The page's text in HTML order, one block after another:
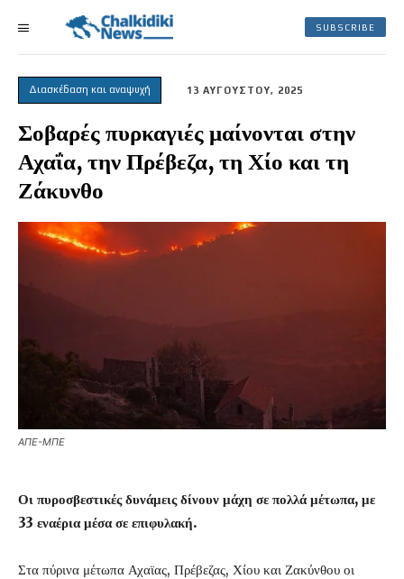
SUBSCRIBE
Διασκέδαση και αναψυχή 13 ΑΥΓΟΥΣΤΟΥ, 2025
Σοβαρές πυρκαγιές μαίνονται στην
Αχαΐα, την Πρέβεζα, τη Χίο και τη
Ζάκυνθο
ΑΠΕ-ΜΠΕ
Οι πυροσβεστικές δυνάμεις δίνουν μάχη σε πολλά μέτωπα, με
33 εναέρια μέσα σε επιφυλακή.
Στα πύρινα μέτωπα Αχαϊας, Πρέβεζας, Χίου και Ζακύνθου οι